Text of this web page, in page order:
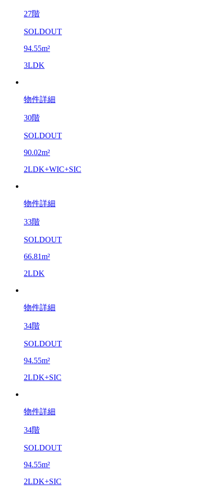
27階
SOLDOUT
94.55m²
3LDK
物件詳細
30階
SOLDOUT
90.02m²
2LDK+WIC+SIC
物件詳細
33階
SOLDOUT
66.81m²
2LDK
物件詳細
34階
SOLDOUT
94.55m²
2LDK+SIC
物件詳細
34階
SOLDOUT
94.55m²
2LDK+SIC